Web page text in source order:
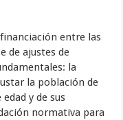
entre las
de ajustes de
la
la población de
y de sus
normativa para